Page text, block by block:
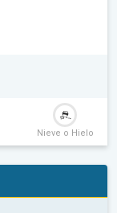
Nieve o Hielo